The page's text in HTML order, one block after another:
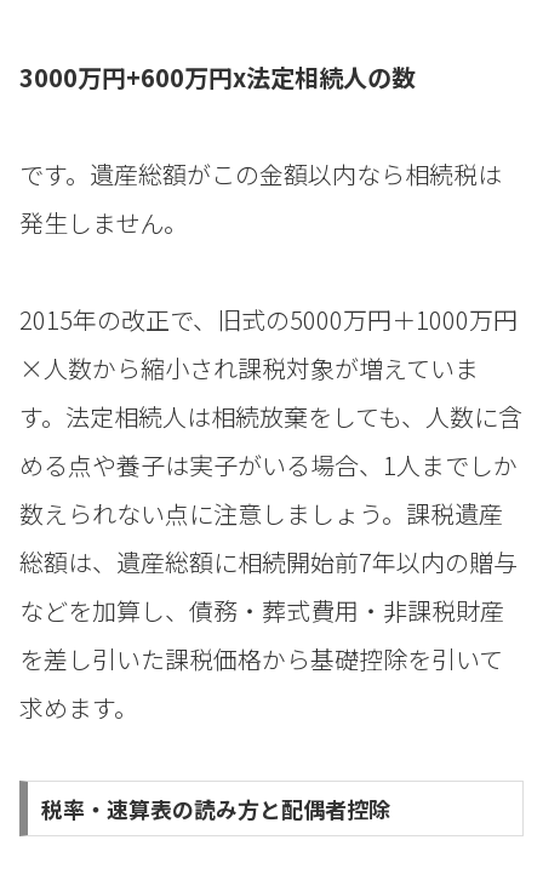
3000万円+600万円x法定相続人の数
です。遺産総額がこの金額以内なら相続税は
発生しません。
2015年の改正で、旧式の5000万円＋1000万円
×人数から縮小され課税対象が増えていま
す。法定相続人は相続放棄をしても、人数に含
める点や養子は実子がいる場合、1人までしか
数えられない点に注意しましょう。課税遺産
総額は、遺産総額に相続開始前7年以内の贈与
などを加算し、債務・葬式費用・非課税財産
を差し引いた課税価格から基礎控除を引いて
求めます。
税率・速算表の読み方と配偶者控除